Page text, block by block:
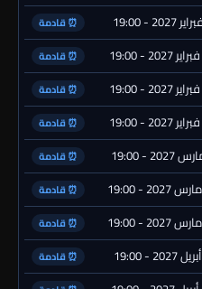
⏰ قادمة
⏰ قادمة
⏰ قادمة
⏰ قادمة
⏰ قادمة
⏰ قادمة
⏰ قادمة
⏰ قادمة